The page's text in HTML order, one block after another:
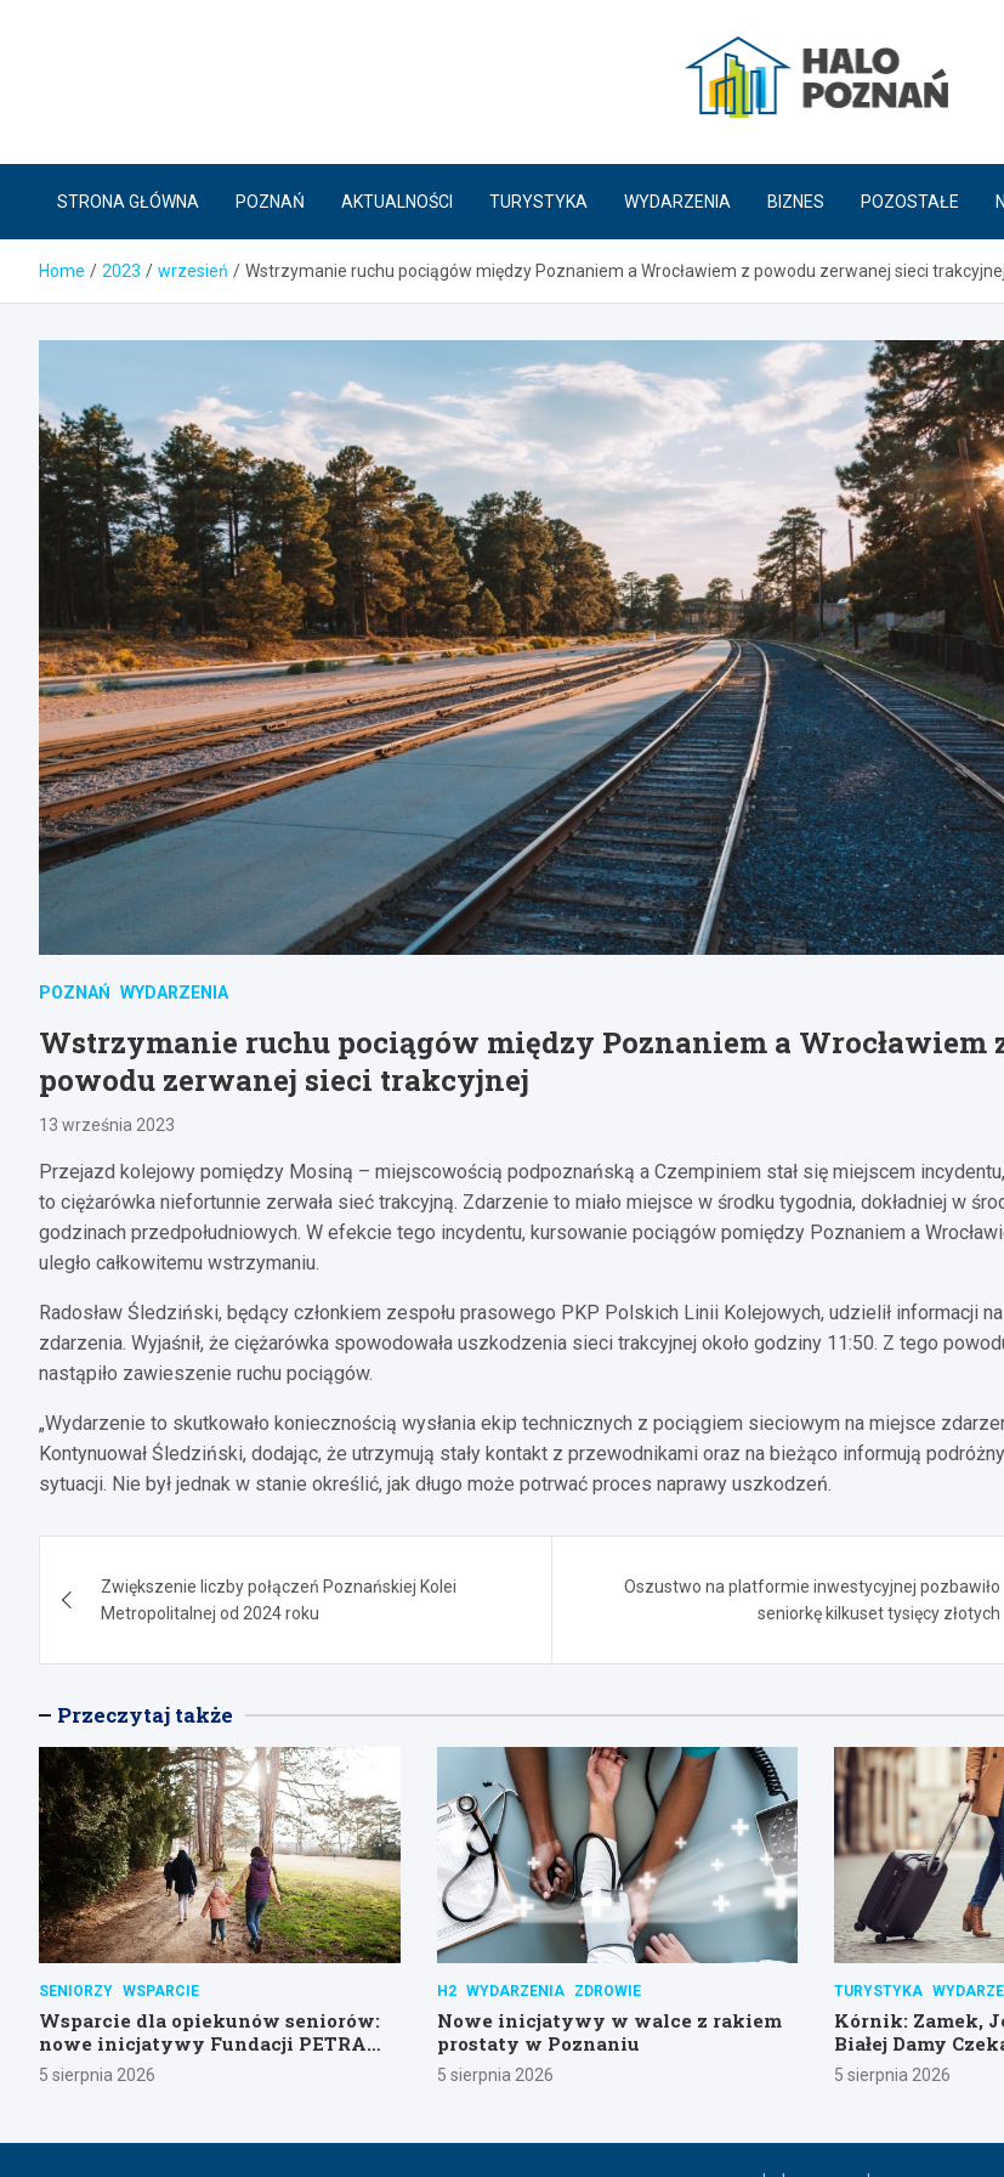
HaloPoznań.pl
STRONA GŁÓWNA POZNAŃ AKTUALNOŚCI TURYSTYKA WYDARZENIA BIZNES POZOSTAŁE
Home 2023 wrzesień Wstrzymanie ruchu pociągów między Poznaniem a Wrocławiem z powodu zerwanej sieci trakcyjnej
POZNAŃ WYDARZENIA
Wstrzymanie ruchu pociągów między Poznaniem a Wrocławiem
powodu zerwanej sieci trakcyjnej
13 września 2023
Przejazd kolejowy pomiędzy Mosiną – miejscowością podpoznańską a Czempiniem stał się miejscem
to ciężarówka niefortunnie zerwała sieć trakcyjną. Zdarzenie to miało miejsce w środku tygodnia, dokładniej w
godzinach przedpołudniowych. W efekcie tego incydentu, kursowanie pociągów pomiędzy Poznaniem a
uległo całkowitemu wstrzymaniu.
Radosław Śledziński, będący członkiem zespołu prasowego PKP Polskich Linii Kolejowych, udzielił informacji
zdarzenia. Wyjaśnił, że ciężarówka spowodowała uszkodzenia sieci trakcyjnej około godziny 11:50. Z tego
nastąpiło zawieszenie ruchu pociągów.
„Wydarzenie to skutkowało koniecznością wysłania ekip technicznych z pociągiem sieciowym na miejsce
Kontynuował Śledziński, dodając, że utrzymują stały kontakt z przewodnikami oraz na bieżąco informują
sytuacji. Nie był jednak w stanie określić, jak długo może potrwać proces naprawy uszkodzeń.
wpisu
Zwiększenie liczby połączeń Poznańskiej Kolei
Metropolitalnej od 2024 roku
Oszustwo na platformie inwestycyjnej pozbawiło
seniorkę kilkuset tysięcy złotych
Przeczytaj także
SENIORZY WSPARCIE
Wsparcie dla opiekunów seniorów:
nowe inicjatywy Fundacji PETRA
Senior
5 sierpnia 2026
H2 WYDARZENIA ZDROWIE
Nowe inicjatywy w walce z rakiem
prostaty w Poznaniu
5 sierpnia 2026
TURYSTYKA
Kórnik: Zamek,
Białej Damy
5 sierpnia 2026